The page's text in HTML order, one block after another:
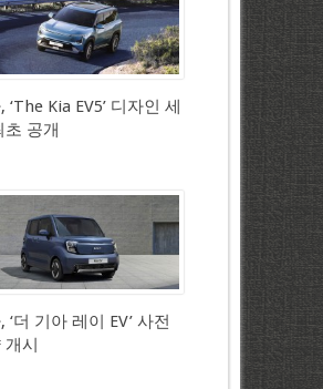
‘The Kia EV5’ 디자인 세
초 공개
‘더 기아 레이 EV’ 사전
개시